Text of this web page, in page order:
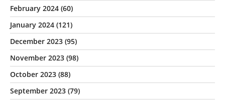
February 2024 (60)
January 2024 (121)
December 2023 (95)
November 2023 (98)
October 2023 (88)
September 2023 (79)